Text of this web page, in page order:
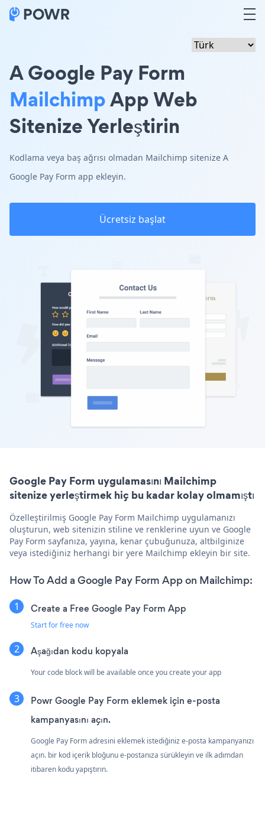
A Google Pay Form
MailchimpApp Web
Sitenize Yerleştirin
Kodlama veya baş ağrısı olmadan Mailchimp sitenize A
Google Pay Form app ekleyin.
Ücretsiz başlat
Google Pay Form uygulamasını Mailchimp
sitenize yerleştirmek hiç bu kadar kolay olmamıştı
Özelleştirilmiş Google Pay Form Mailchimp uygulamanızı
oluşturun, web sitenizin stiline ve renklerine uyun ve Google
Pay Form sayfanıza, yayına, kenar çubuğunuza, altbilginize
veya istediğiniz herhangi bir yere Mailchimp ekleyin bir site.
How To Add a Google Pay Form App on Mailchimp:
Create a Free Google Pay Form App
Start for free now
Aşağıdan kodu kopyala
Your code block will be available once you create your app
Powr Google Pay Form eklemek için e-posta
kampanyasını açın.
Google Pay Form adresini eklemek istediğiniz e-posta kampanyanızı
açın. bir kod içerik bloğunu e-postanıza sürükleyin ve ilk adımdan
itibaren kodu yapıştırın.